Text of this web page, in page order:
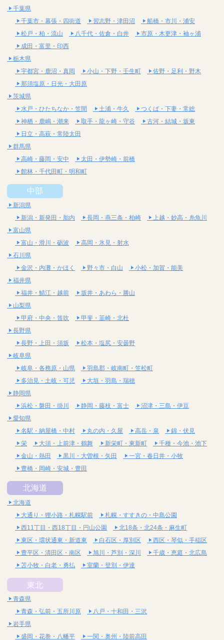
千葉県
千葉市・幕張・四街道
習志野・津田沼
船橋・市川・浦安
松戸・柏・流山
八千代・佐倉・白井
市原・木更津・袖ヶ浦
成田・富里・印西
栃木県
宇都宮・鹿沼・真岡
小山・下野・壬生町
佐野・足利・野木
那須塩原・日光・大田原
茨城県
水戸・ひたちなか・笠間
土浦・牛久
つくば・下妻・常総
神栖・鹿嶋・潮来
取手・龍ヶ崎・守谷
古河・結城・坂東
日立・高萩・常陸太田
群馬県
高崎・藤岡・安中
太田・伊勢崎・前橋
館林・千代田町・明和町
中部
新潟県
新潟・新発田・胎内
長岡・燕三条・柏崎
上越・妙高・糸魚川
富山県
富山・滑川・砺波
高岡・氷見・射水
石川県
金沢・内灘・かほく
野々市・白山
小松・加賀・能美
福井県
福井・鯖江・越前
坂井・あわら・勝山
山梨県
甲府・中央・笛吹
甲斐・韮崎・北杜
長野県
長野・上田・須坂
松本・塩尻・安曇野
岐阜県
岐阜・各務原・山県
羽島郡・岐南町・笠松町
多治見・土岐・可児
大垣・羽島・瑞穂
静岡県
浜松・磐田・掛川
静岡・藤枝・富士
沼津・三島・伊豆
愛知県
名駅・納屋橋・中村
丸の内・久屋 高岳・泉
錦・伏見
栄
大須・上前津・鶴舞 新栄町・東新町
千種・今池・池下
金山・熱田
黒川・大曽根・矢田
一宮・春日井・小牧
豊橋・岡崎・安城・豊田
北海道
北海道
大通り・狸小路・札幌駅前
札幌・すすきの・中島公園
西11丁目・西18丁目・円山公園
北18条・北24条・麻生町
東区・環状通東・新道東
白石区・厚別区
西区・琴似・手稲区
豊平区・清田区・南区
旭川・芦別・深川
千歳・恵庭・北広島
苫小牧・白老・勇払
室蘭・登別・伊達
東北
青森県
青森・弘前・五所川原
八戸・十和田・三沢
岩手県
盛岡・花巻・八幡平
一関・奥州・陸前高田